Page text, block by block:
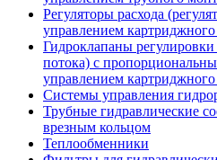
Регуляторы расхода
управлением
Гидроклапаны регулировки
потока) с
управлением
Системы управления
Трубные гидравлические
врезным кольцом
Теплообменники